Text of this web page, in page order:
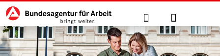
zu den Hauptinhalten springen
Hauptnavigation Suche Anmelden